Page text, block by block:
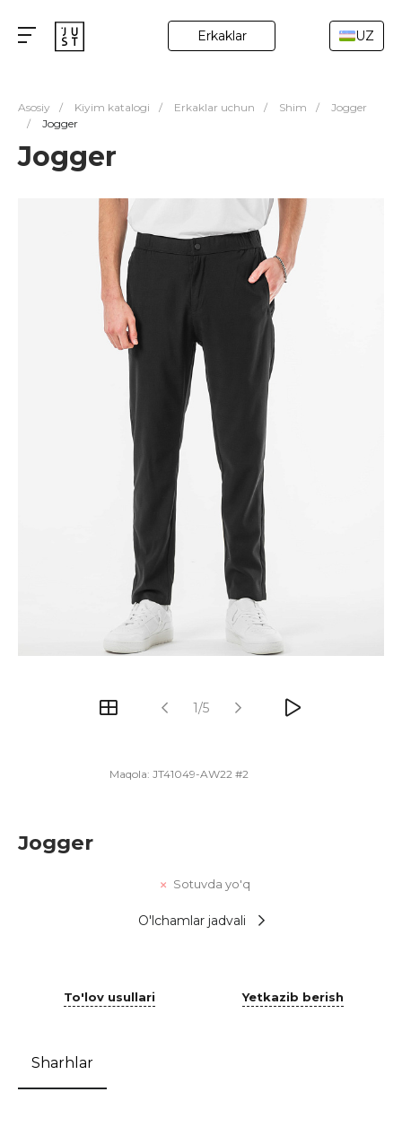
Erkaklar UZ
Asosiy / Kiyim katalogi / Erkaklar uchun / Shim /
Jogger
/
Jogger
Jogger
1/5
Maqola: JT41049-AW22 #2
Jogger
Sotuvda yo'q
O'lchamlar jadvali
To'lov usullari Yetkazib berish
Sharhlar